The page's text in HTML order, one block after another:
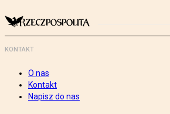
KONTAKT
O nas
Kontakt
Napisz do nas